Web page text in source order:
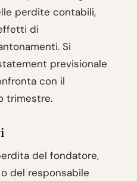
perdite contabili,
di
Si
previsionale
con il
trimestre.
del fondatore,
del responsabile